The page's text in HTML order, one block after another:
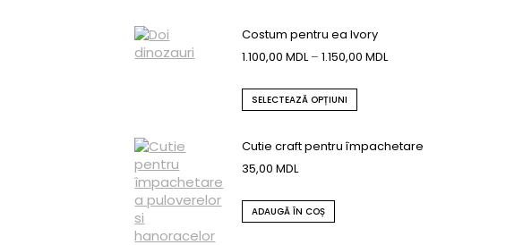
Costum pentru ea Ivory
1.100,00MDL– 1.150,00MDL
SELECTEAZĂ OPȚIUNI
Cutie craft pentru împachetare
35,00MDL
ADAUGĂ ÎN COȘ